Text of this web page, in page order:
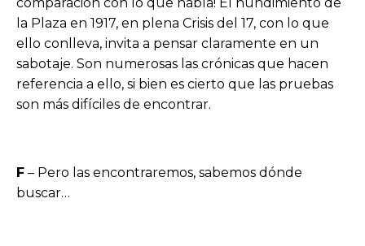
la Plaza en 1917, en plena Crisis del 17, con lo que
ello conlleva, invita a pensar claramente en un
sabotaje. Son numerosas las crónicas que hacen
referencia a ello, si bien es cierto que las pruebas
son más difíciles de encontrar.
F – Pero las encontraremos, sabemos dónde
buscar…